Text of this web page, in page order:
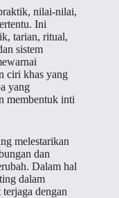
nilai-nilai,
Ini
tarian, ritual,
sistem
ciri khas yang
yang
membentuk inti
melestarikan
dan
Dalam hal
dalam
dengan